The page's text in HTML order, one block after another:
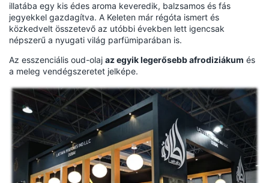
illatába egy kis édes aroma keveredik, balzsamos és fás
jegyekkel gazdagítva. A Keleten már régóta ismert és
közkedvelt összetevő az utóbbi években lett igencsak
népszerű a nyugati világ parfümiparában is.
Az esszenciális oud-olaj az egyik legerősebb afrodiziákum és
a meleg vendégszeretet jelképe.